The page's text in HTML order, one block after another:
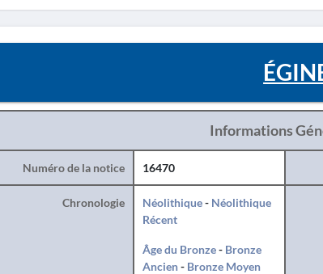
Informations
Numéro de la notice 16470
Chronologie Néolithique- Néolithique
Récent
Âge du Bronze- Bronze
Ancien- Bronze Moyen